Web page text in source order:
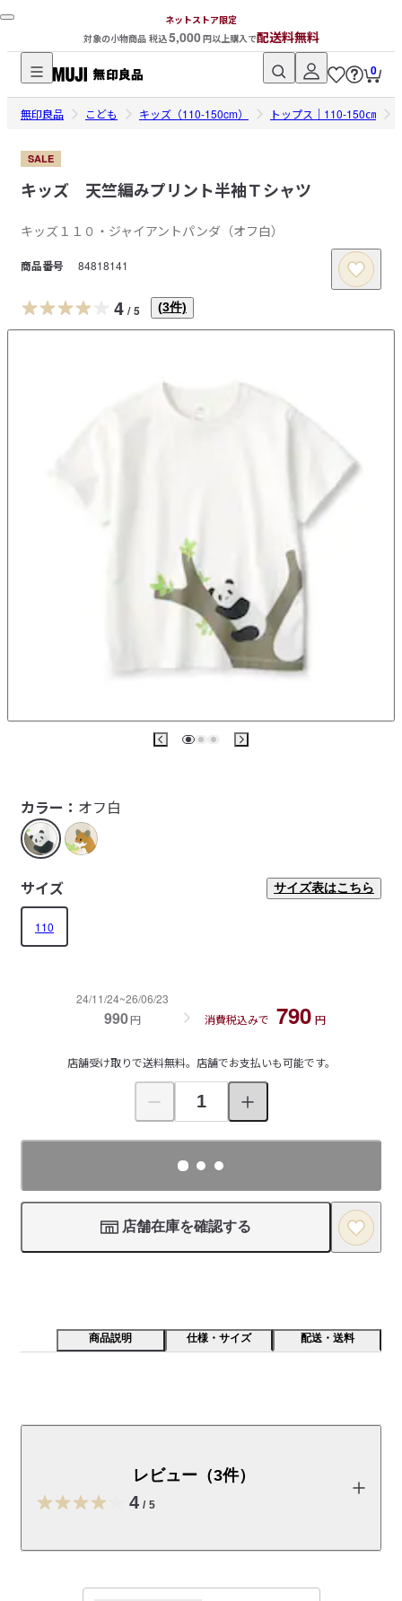
ネットストア限定
対象の小物商品 税込5,000円以上購入で配送料無料
無
印
品
ネ
ト
ト
ア
0
無印良品 こども キッズ（110-150cm） トップス｜110-150㎝
SALE
キッズ 天竺編みプリント半袖Ｔシャツ
キッズ１１０・ジャイアントパンダ（オフ白）
商品番号 84818141
4 / 5 (3件)
カラー： オフ白
サイズ サイズ表はこちら
110
24/11/24~26/06/23
990円 消費税込みで 790 円
店舗受け取りで送料無料。店舗でお支払いも可能です。
店舗在庫を確認する
商品説明 仕様・サイズ 配送・送料
店舗受け取り可・コンビニ受け取り可
レビュー（3件）
4 / 5